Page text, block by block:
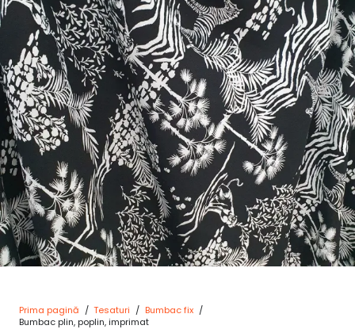
Prima pagină / Tesaturi / Bumbac fix /
Bumbac plin, poplin, imprimat